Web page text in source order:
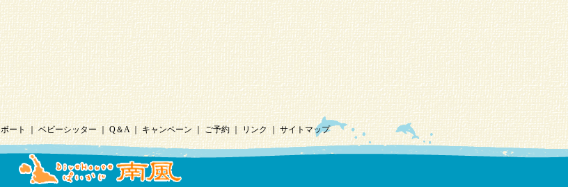
ボート ｜ベビーシッター｜Q＆A｜ キャンペーン｜ご予約｜リンク｜サイトマップ